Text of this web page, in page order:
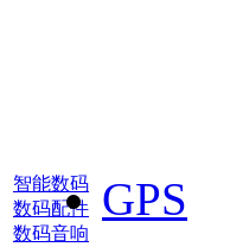
智能数码
数码配件
数码音响
GPS